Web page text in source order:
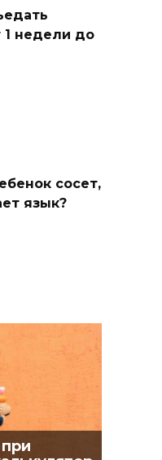
недели до
сосет,
язык?